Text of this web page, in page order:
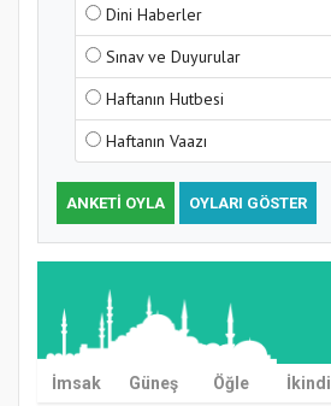
Dini Haberler
Sınav ve Duyurular
Haftanın Hutbesi
Haftanın Vaazı
ANKETI OYLA OYLARI GÖSTER
İmsak Güneş Öğle İkindi